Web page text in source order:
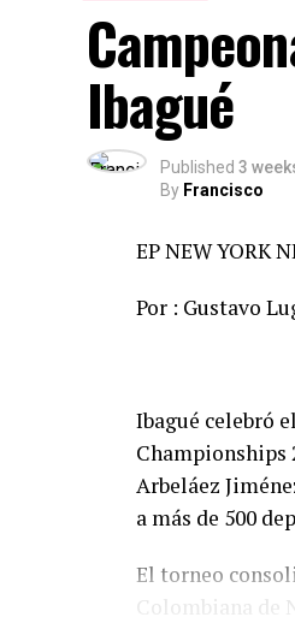
Ibagué
Published 3
By Francisco
EP NEW YORK
Por : Gustavo
Ibagué celebró
Championships
Arbeláez
a más de 500
El torneo
Colombiana de